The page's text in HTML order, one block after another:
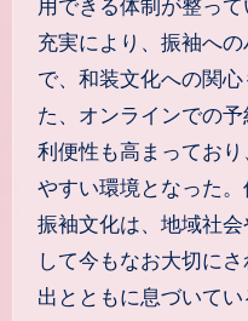
用できる体制が整っ
充実により、振袖へ
で、和装文化への関
た、オンラインでの
利便性も高まってお
やすい環境となった
振袖文化は、地域社
して今もなお大切に
出とともに息づいてい